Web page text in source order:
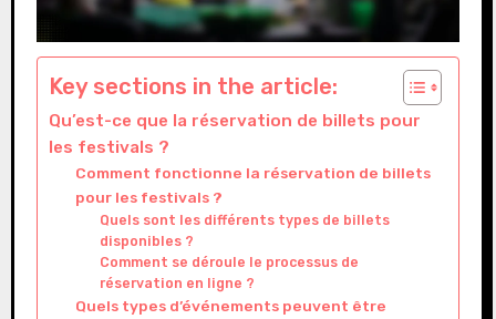
Key sections in the article:
Qu’est-ce que la réservation de billets pour
les festivals ?
Comment fonctionne la réservation de billets
pour les festivals ?
Quels sont les différents types de billets
disponibles ?
Comment se déroule le processus de
réservation en ligne ?
Quels types d’événements peuvent être